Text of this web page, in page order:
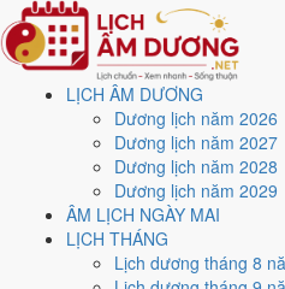
LỊCH ÂM DƯƠNG
Dương lịch năm 2026
Dương lịch năm 2027
Dương lịch năm 2028
Dương lịch năm 2029
ÂM LỊCH NGÀY MAI
LỊCH THÁNG
Lịch dương tháng 8
Trang chủ
Lịch năm 2026
Tháng 6/2026
Ngày 15/6/2026 (Canh Thân)
Xem ngày15/